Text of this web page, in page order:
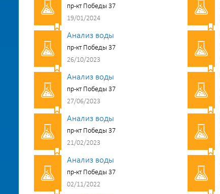
пр-кт Победы 37
19/01/2024
Анализ воды
пр-кт Победы 37
26/10/2023
Анализ воды
пр-кт Победы 37
27/06/2023
Анализ воды
пр-кт Победы 37
21/02/2023
Анализ воды
пр-кт Победы 37
02/11/2022